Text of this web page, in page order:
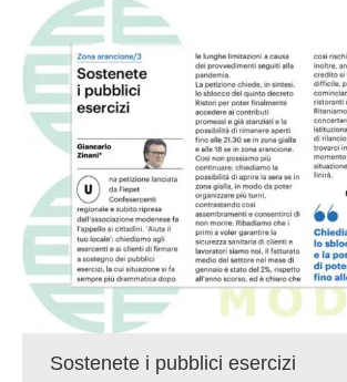
Sostenete i pubblici esercizi